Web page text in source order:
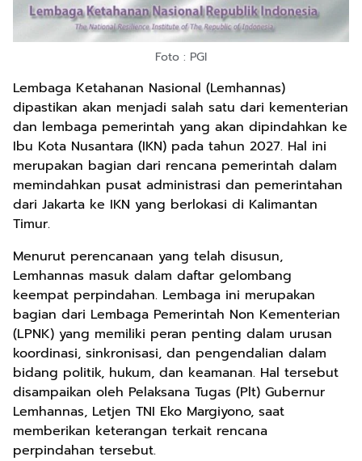
Foto : PGI
Lembaga Ketahanan Nasional (Lemhannas)
dipastikan akan menjadi salah satu dari kementerian
dan lembaga pemerintah yang akan dipindahkan ke
Ibu Kota Nusantara (IKN) pada tahun 2027. Hal ini
merupakan bagian dari rencana pemerintah dalam
memindahkan pusat administrasi dan pemerintahan
dari Jakarta ke IKN yang berlokasi di Kalimantan
Timur.
Menurut perencanaan yang telah disusun,
Lemhannas masuk dalam daftar gelombang
keempat perpindahan. Lembaga ini merupakan
bagian dari Lembaga Pemerintah Non Kementerian
(LPNK) yang memiliki peran penting dalam urusan
koordinasi, sinkronisasi, dan pengendalian dalam
bidang politik, hukum, dan keamanan. Hal tersebut
disampaikan oleh Pelaksana Tugas (Plt) Gubernur
Lemhannas, Letjen TNI Eko Margiyono, saat
memberikan keterangan terkait rencana
perpindahan tersebut.